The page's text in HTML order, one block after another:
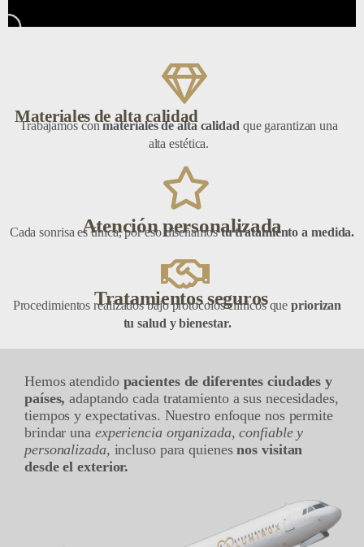
Materiales de alta calidad
Trabajamos conmateriales de alta calidad que garantizan una
alta estética.
Atención personalizada
Cada sonrisa es única, por eso diseñamostu tratamiento a medida.
Tratamientos seguros
Procedimientos realizados bajo protocolos clínicos quepriorizan
tu salud y bienestar.
Hemos atendido pacientes de diferentes ciudades y
países, adaptando cada tratamiento a sus necesidades,
tiempos y expectativas. Nuestro enfoque nos permite
brindar una experiencia organizada, confiable y
personalizada, incluso para quienesnos visitan
desde el exterior.